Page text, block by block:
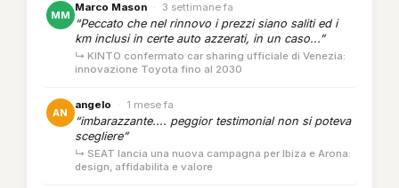
MM
Marco Mason · 3 settimane fa
“Peccato che nel rinnovo i prezzi siano saliti ed i
km inclusi in certe auto azzerati, in un caso...”
↳ KINTO confermato car sharing ufficiale di Venezia:
innovazione Toyota fino al 2030
AN
angelo · 1 mese fa
“imbarazzante.... peggior testimonial non si poteva
scegliere”
↳ SEAT lancia una nuova campagna per Ibiza e Arona:
design, affidabilità e valore